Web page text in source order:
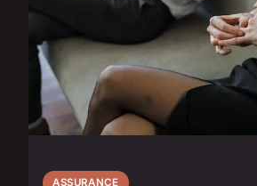
ASSURANCE